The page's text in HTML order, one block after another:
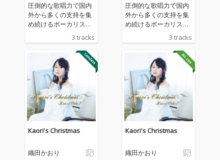
圧倒的な歌唱力で国内
外から多くの支持を集
め続けるボーカリス
ト・織田かおりが活動
19周年を記念したEP
『Free』をリリース。
全楽曲、宮野弦士のプ
ロデュースによる新
曲。
3 tracks
圧倒的な歌唱力で国内
外から多くの支持を集
め続けるボーカリス
ト・織田かおりが活動
19周年を記念したEP
『Free』をリリース。
全楽曲、宮野弦士のプ
ロデュースによる新
曲。
3 tracks
Kaori's Christmas
織田かおり
Kaori's Christmas
織田かおり